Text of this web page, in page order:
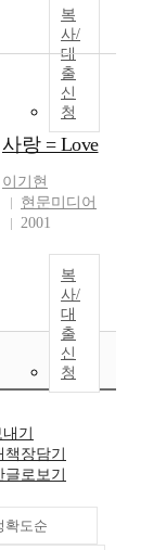
복
사/
대
출
신
청
사랑 = Love
이기현
현문미디어
2001
복
사/
대
출
신
청
기
책장담기
글로보기
확도순